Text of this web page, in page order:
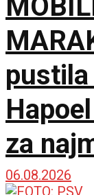
pustila
za
06.08.2026